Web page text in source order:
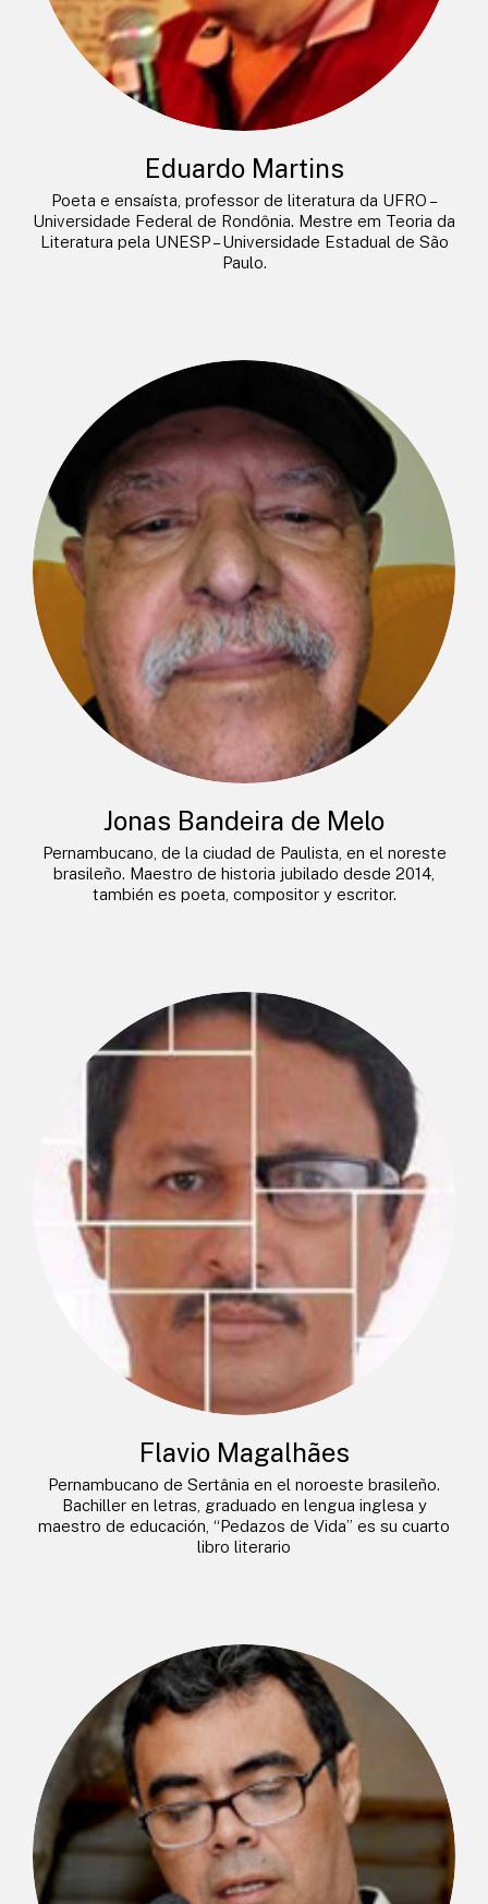
Eduardo Martins
Poeta e ensaísta, professor de literatura da UFRO –
Universidade Federal de Rondônia. Mestre em Teoria da
Literatura pela UNESP – Universidade Estadual de São
Paulo.
Jonas Bandeira de Melo
Pernambucano, de la ciudad de Paulista, en el noreste
brasileño. Maestro de historia jubilado desde 2014,
también es poeta, compositor y escritor.
Flavio Magalhães
Pernambucano de Sertânia en el noroeste brasileño.
Bachiller en letras, graduado en lengua inglesa y
maestro de educación, “Pedazos de Vida” es su cuarto
libro literario